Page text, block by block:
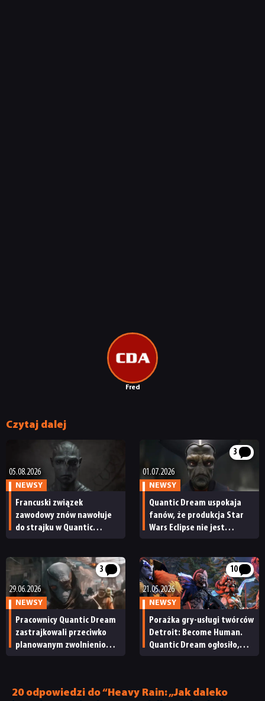
Fred
Czytaj dalej
05.08.2026
NEWSY
Francuski związek
zawodowy znów nawołuje
do strajku w Quantic
3
01.07.2026
NEWSY
Quantic Dream uspokaja
fanów, że produkcja Star
Wars Eclipse nie jest
z planami”
3
29.06.2026
NEWSY
Pracownicy Quantic Dream
zastrajkowali przeciwko
planowanym zwolnieniom.
10
21.05.2026
NEWSY
Porażka gry-usługi twórców
Detroit: Become Human.
Quantic Dream ogłosiło,
zamknięte
20 odpowiedzi do “Heavy Rain: „Jak daleko